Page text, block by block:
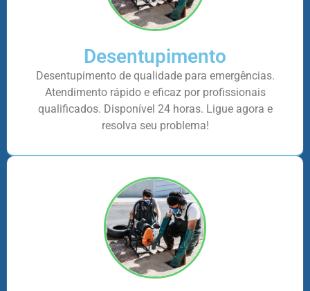
Desentupimento
Desentupimento de qualidade para emergências.
Atendimento rápido e eficaz por profissionais
qualificados. Disponível 24 horas. Ligue agora e
resolva seu problema!